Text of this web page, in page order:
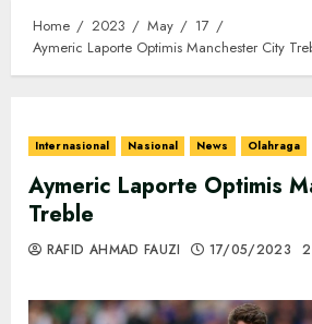
Home 2023 May
17
Aymeric Laporte Optimis Manchester City
Internasional Nasional News Olahraga
Aymeric Laporte Optimis
Treble
RAFID AHMAD FAUZI 17/05/2023